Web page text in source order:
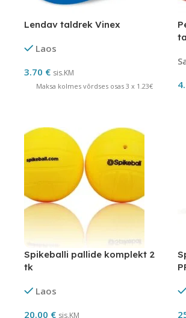
Lendav taldrek Vinex
Laos
3.70 € sis.KM
Maksa kolmes võrdses osas 3 x 1.23€
Spikeballi pallide komplekt 2
tk
Laos
20.00 € sis.KM